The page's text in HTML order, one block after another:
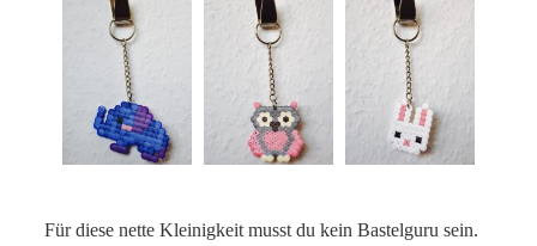
Für diese nette Kleinigkeit musst du kein Bastelguru sein.